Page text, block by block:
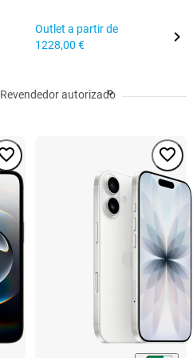
Outlet a partir de
1228,00 €
Revendedor autorizado